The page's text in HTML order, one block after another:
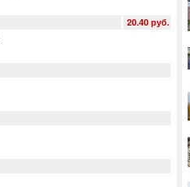
20.40 руб.